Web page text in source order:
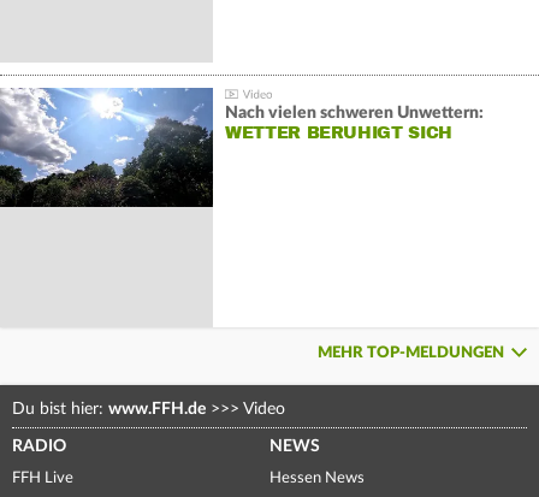
Nach vielen schweren Unwettern:
WETTER BERUHIGT SICH
MEHR TOP-MELDUNGEN
Du bist hier: www.FFH.de >>> Video
RADIO
FFH Live
NEWS
Hessen News